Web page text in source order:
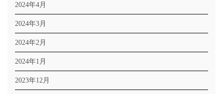
2024年4月
2024年3月
2024年2月
2024年1月
2023年12月